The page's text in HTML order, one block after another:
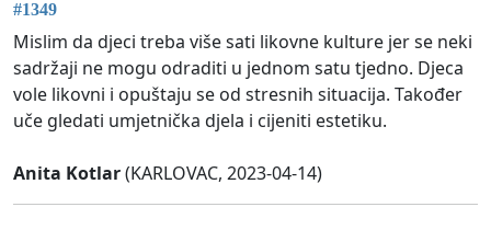
#1349
Mislim da djeci treba više sati likovne kulture jer se neki
sadržaji ne mogu odraditi u jednom satu tjedno. Djeca
vole likovni i opuštaju se od stresnih situacija. Također
uče gledati umjetnička djela i cijeniti estetiku.
Anita Kotlar(KARLOVAC, 2023-04-14)